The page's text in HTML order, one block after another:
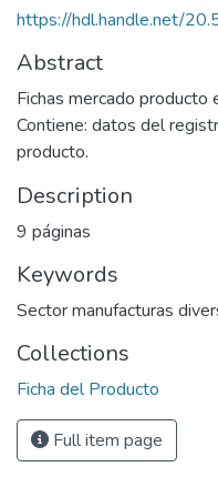
https://hdl.handle.net/
Abstract
Fichas mercado producto
Contiene: datos del
producto.
Description
9 páginas
Keywords
Sector manufacturas
Collections
Ficha del Producto
Full item page